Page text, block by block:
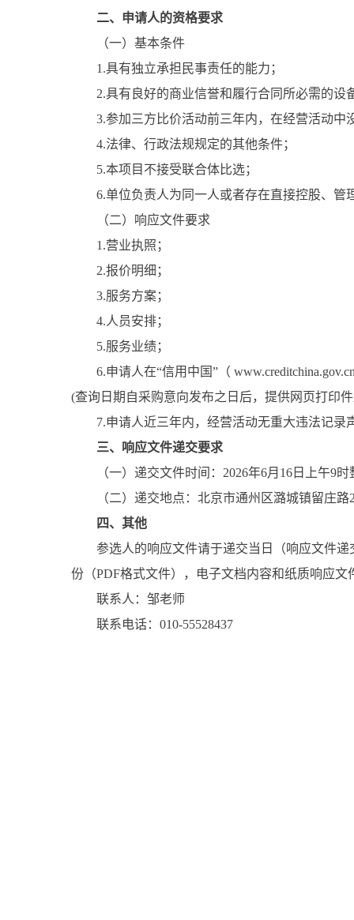
二、申请人的资格要求
（一）基本条件
1.具有独立承担民事责任的能力；
2.具有良好的商业信誉和履行合同所必需的设
3.参加三方比价活动前三年内，在经营活动中
4.法律、行政法规规定的其他条件；
5.本项目不接受联合体比选；
6.单位负责人为同一人或者存在直接控股、管
（二）响应文件要求
1.营业执照；
2.报价明细；
3.服务方案；
4.人员安排；
5.服务业绩；
6.申请人在“信用中国”（
(查询日期自采购意向发布之日后，提供网页打印
7.申请人近三年内，经营活动无重大违法记录
三、响应文件递交要求
（一）递交文件时间：2026年6月16日上午9时
（二）递交地点：北京市通州区潞城镇留庄路2
四、其他
参选人的响应文件请于递交当日（响应文件递
份（PDF格式文件），电子文档内容和纸质响应
联系人：邹老师
联系电话：010-55528437